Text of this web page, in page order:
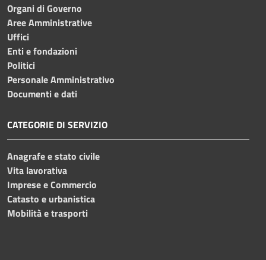
Organi di Governo
Aree Amministrative
Uffici
Enti e fondazioni
Politici
Personale Amministrativo
Documenti e dati
CATEGORIE DI SERVIZIO
Anagrafe e stato civile
Vita lavorativa
Imprese e Commercio
Catasto e urbanistica
Mobilità e trasporti